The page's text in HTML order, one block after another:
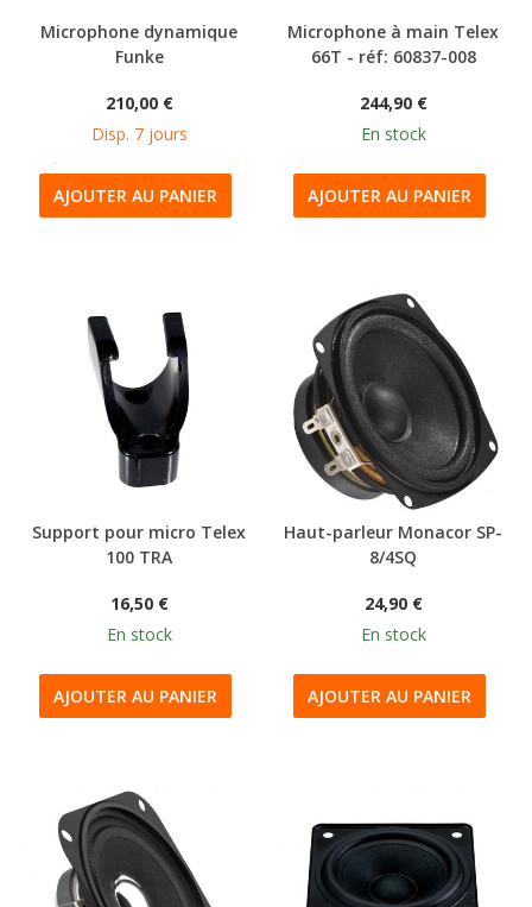
Microphone dynamique
Funke
210,00 €
Disp. 7 jours
AJOUTER AU PANIER
Microphone à main Telex
66T - réf: 60837-008
244,90 €
En stock
AJOUTER AU PANIER
Support pour micro Telex
100 TRA
16,50 €
En stock
AJOUTER AU PANIER
Haut-parleur Monacor SP-
8/4SQ
24,90 €
En stock
AJOUTER AU PANIER